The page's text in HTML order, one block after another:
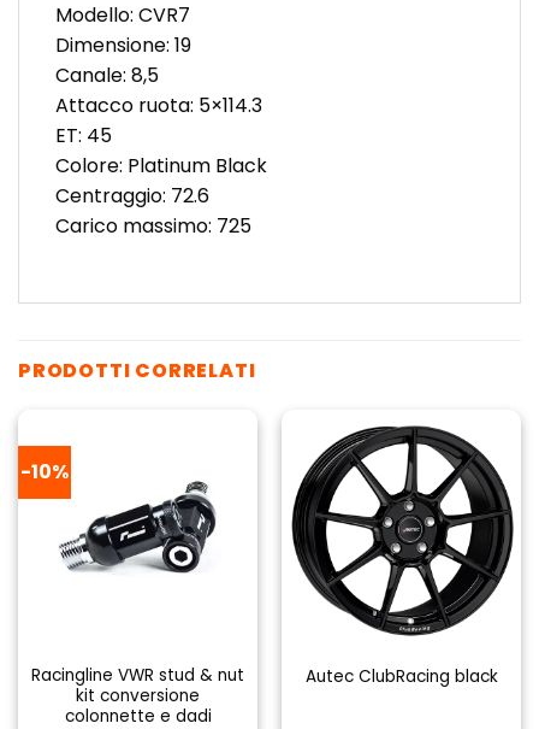
Modello: CVR7
Dimensione: 19
Canale: 8,5
Attacco ruota: 5×114.3
ET: 45
Colore: Platinum Black
Centraggio: 72.6
Carico massimo: 725
PRODOTTI CORRELATI
-10%
Racingline VWR stud & nut
kit conversione
colonnette e dadi
Autec ClubRacing black